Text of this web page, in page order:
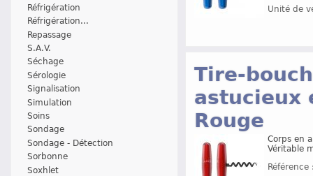
Réfrigération
Réfrigération...
Repassage
S.A.V.
Séchage
Sérologie
Signalisation
Simulation
Soins
Sondage
Sondage - Détection
Sorbonne
Soxhlet
Unité de
Tire-
astucieux
Rouge
Corps en
Véritable